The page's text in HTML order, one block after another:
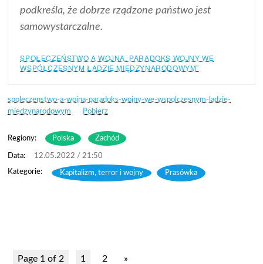
podkreśla, że dobrze rządzone państwo jest
samowystarczalne.
SPOŁECZEŃSTWO A WOJNA. PARADOKS WOJNY WE
WSPÓŁCZESNYM ŁADZIE MIĘDZYNARODOWYM”
spoleczenstwo-a-wojna-paradoks-wojny-we-wspolczesnym-ladzie-
miedzynarodowym
Pobierz
Regiony: Polska Zachód
12.05.2022 / 21:50
Kapitalizm, terror i wojny , Prasówka
Page 1 of 2 1 2 »